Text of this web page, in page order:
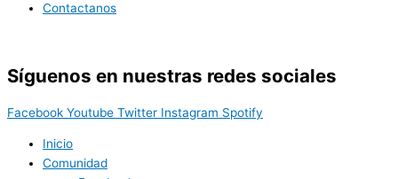
Contactanos
Síguenos en nuestras redes sociales
Facebook Youtube Twitter Instagram Spotify
Inicio
Comunidad